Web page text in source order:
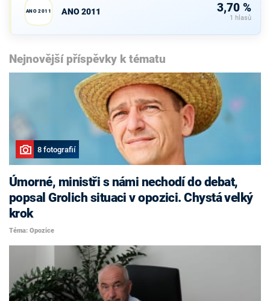
ANO 2011 ANO 2011 3,70 %
1 hlasů
Nejnovější příspěvky k tématu
8 fotografií
Úmorné, ministři s námi nechodí do debat,
popsal Grolich situaci v opozici. Chystá velký
krok
Téma: Opozice